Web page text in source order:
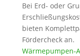
Bei Erd- oder
bieten
Fördercheck an.